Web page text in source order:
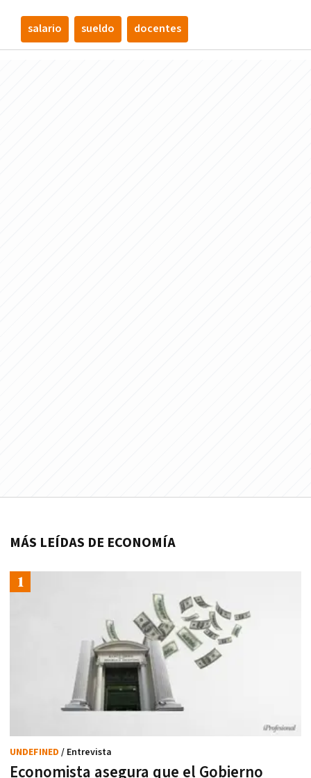
salario sueldo docentes
MÁS LEÍDAS DE ECONOMÍA
Economista asegura que el Gobierno
UNDEFINED / Entrevista